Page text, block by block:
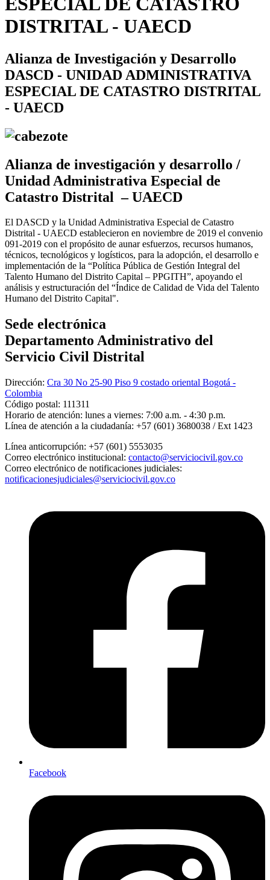
DISTRITAL - UAECD
Alianza de Investigación y Desarrollo
DASCD - UNIDAD ADMINISTRATIVA
ESPECIAL DE CATASTRO DISTRITAL
- UAECD
Alianza de investigación y desarrollo /
Unidad Administrativa Especial de
Catastro Distrital – UAECD
El DASCD y la Unidad Administrativa Especial de Catastro
Distrital - UAECD establecieron en noviembre de 2019 el convenio
091-2019 con el propósito de aunar esfuerzos, recursos humanos,
técnicos, tecnológicos y logísticos, para la adopción, el desarrollo e
implementación de la “Política Pública de Gestión Integral del
Talento Humano del Distrito Capital – PPGITH”, apoyando el
análisis y estructuración del “Índice de Calidad de Vida del Talento
Humano del Distrito Capital".
Sede electrónica
Departamento Administrativo del
Servicio Civil Distrital
Dirección: Cra 30 No 25-90 Piso 9 costado oriental Bogotá -
Colombia
Código postal: 111311
Horario de atención: lunes a viernes: 7:00 a.m. - 4:30 p.m.
Línea de atención a la ciudadanía: +57 (601) 3680038 / Ext 1423
Línea anticorrupción: +57 (601) 5553035
Correo electrónico institucional: contacto@serviciocivil.gov.co
Correo electrónico de notificaciones judiciales:
notificacionesjudiciales@serviciocivil.gov.co
Facebook